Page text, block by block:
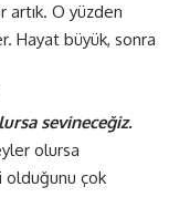
artık. O yüzden
Hayat büyük, sonra
sevineceğiz.
olursa
olduğunu çok